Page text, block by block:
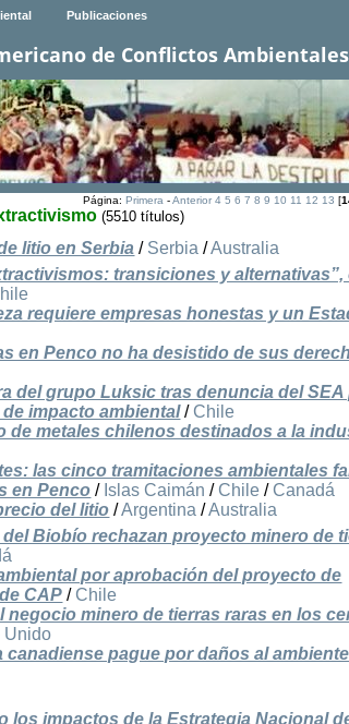
Publicaciones
de Conflictos Ambientales
Página: Primera-Anterior 4 5 6 7 8 9 10 11 12 13 [
(5510 títulos)
litio en Serbia / Serbia /Australia
transiciones y alternativas”,
requiere empresas honestas y un
en Penco no ha desistido de sus
del grupo Luksic tras denuncia del SEA
impacto ambiental/ Chile
metales chilenos destinados a la
las cinco tramitaciones ambientales
en Penco / Islas Caimán / Chile / Canadá
del litio /Argentina /Australia
Biobío rechazan proyecto minero de
por aprobación del proyecto de
CAP / Chile
minero de tierras raras en los
Unido
pague por daños al ambiente
los impactos de la Estrategia Nacional